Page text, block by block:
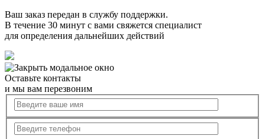
Ваш заказ передан в службу поддержки.
В течение 30 минут с вами свяжется специалист
для определения дальнейших действий
Оставьте контакты
и мы вам перезвоним